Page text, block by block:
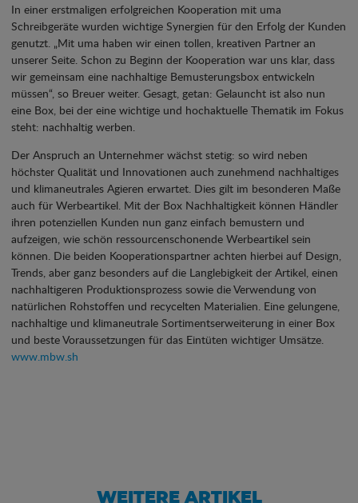
In einer erstmaligen erfolgreichen Kooperation mit uma
Schreibgeräte wurden wichtige Synergien für den Erfolg der Kunden
genutzt. „Mit uma haben wir einen tollen, kreativen Partner an
unserer Seite. Schon zu Beginn der Kooperation war uns klar, dass
wir gemeinsam eine nachhaltige Bemusterungsbox entwickeln
müssen“, so Breuer weiter. Gesagt, getan: Gelauncht ist also nun
eine Box, bei der eine wichtige und hochaktuelle Thematik im Fokus
steht: nachhaltig werben.
Der Anspruch an Unternehmer wächst stetig: so wird neben
höchster Qualität und Innovationen auch zunehmend nachhaltiges
und klimaneutrales Agieren erwartet. Dies gilt im besonderen Maße
auch für Werbeartikel. Mit der Box Nachhaltigkeit können Händler
ihren potenziellen Kunden nun ganz einfach bemustern und
aufzeigen, wie schön ressourcenschonende Werbeartikel sein
können. Die beiden Kooperationspartner achten hierbei auf Design,
Trends, aber ganz besonders auf die Langlebigkeit der Artikel, einen
nachhaltigeren Produktionsprozess sowie die Verwendung von
natürlichen Rohstoffen und recycelten Materialien. Eine gelungene,
nachhaltige und klimaneutrale Sortimentserweiterung in einer Box
und beste Voraussetzungen für das Eintüten wichtiger Umsätze.
www.mbw.sh
WEITERE ARTIKEL